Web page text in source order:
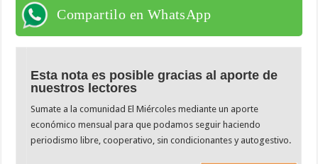
Compartilo en WhatsApp
Esta nota es posible gracias al aporte de
nuestros lectores
Sumate a la comunidad El Miércoles mediante un aporte
económico mensual para que podamos seguir haciendo
periodismo libre, cooperativo, sin condicionantes y autogestivo.